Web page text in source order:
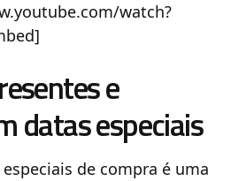
watch?
e
datas especiais
de compra é uma